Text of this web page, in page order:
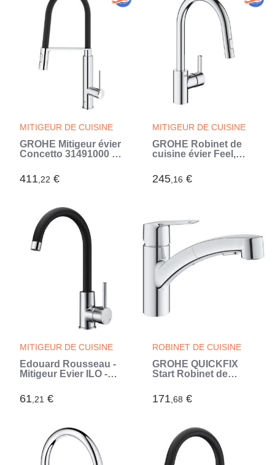
MITIGEUR DE CUISINE
GROHE Mitigeur évier
Concetto 31491000 -
professionnel -
Rotation 360° -
débit - (Gris)
411,22 €
MITIGEUR DE CUISINE
GROHE Robinet de
cuisine évier Feel,
rotation 360°, bec en
U, inverseur 2 jets,
245,16 €
MITIGEUR DE CUISINE
Edouard Rousseau -
Mitigeur Evier ILO -
Chromé (Noir)
61,21 €
ROBINET DE CUISINE
GROHE QUICKFIX
Start Robinet de
douchette extractible,
inverseur 2 jets,
171,68 €